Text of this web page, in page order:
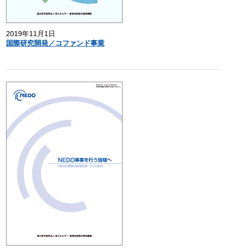
2019年11月1日
国際研究開発／コファンド事業